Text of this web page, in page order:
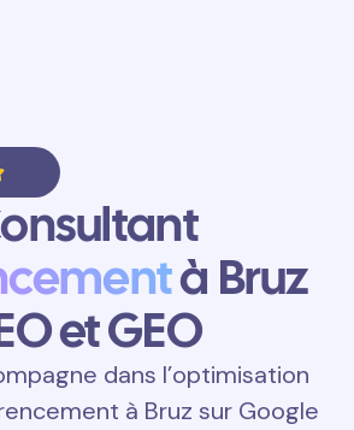
à Bruz
et GEO
dans l’optimisation
à Bruz sur Google